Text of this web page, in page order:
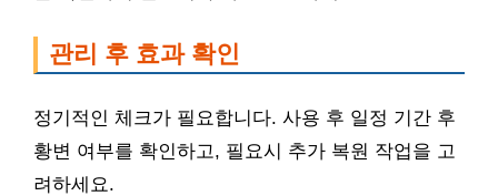
관리 후 효과 확인
정기적인 체크가 필요합니다. 사용 후 일정 기간 후
황변 여부를 확인하고, 필요시 추가 복원 작업을 고
려하세요.